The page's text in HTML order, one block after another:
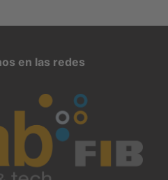
en las redes